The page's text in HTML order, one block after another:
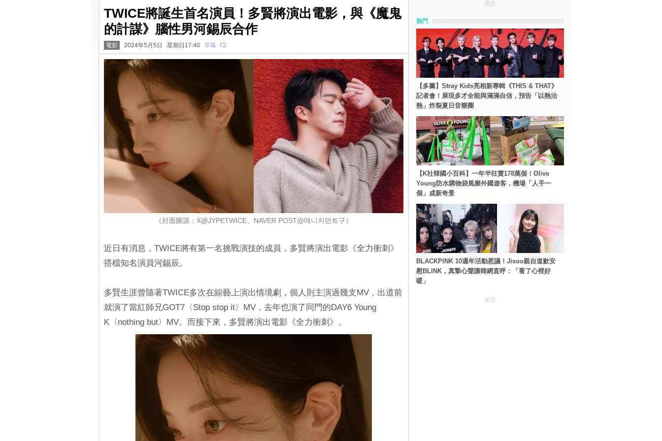
TWICE將誕生首名演員！多賢將演出電影，與《魔鬼
的計謀》腦性男河錫辰合作
電影 2024年5月5日 星期日17:40 草莓
（封面圖源：X@JYPETWICE、NAVER POST@매니지먼트구）
近日有消息，TWICE將有第一名挑戰演技的成員，多賢將演出電影《全力衝刺》
搭檔知名演員河錫辰。
多賢生涯曾隨著TWICE多次在綜藝上演出情境劇，個人則主演過幾支MV，出道前
就演了當紅師兄GOT7〈Stop stop it〉MV，去年也演了同門的DAY6 Young
K〈nothing but〉MV。而接下來，多賢將演出電影《全力衝刺》。
廣告
熱門
【多圖】Stray Kids亮相新專輯《THIS & THAT》
記者會！展現多才全能與滿滿自信，預告「以熱治
熱」炸裂夏日音樂圈
【K社韓國小百科】一年半狂賣178萬個！Olive
Young防水購物袋風靡外國遊客，機場「人手一
個」成新奇景
BLACKPINK 10週年活動惹議！Jisoo親自道歉安
慰BLINK，真摯心聲讓韓網直呼：「看了心裡好
暖」
廣告